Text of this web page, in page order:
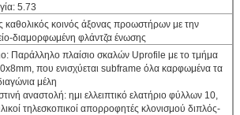
5.73
καθολικός κοινός άξονας προωστήρων με την
διαμορφωμένη φλάντζα ένωσης
Παράλληλο πλαίσιο σκαλών Uprofile με το τμήμα
που ενισχύεται subframe όλα καρφωμένα τα
μέλη
αναστολή: ημι ελλειπτικό ελατήριο φύλλων 10,
τηλεσκοπικοί απορροφητές κλονισμού διπλός-